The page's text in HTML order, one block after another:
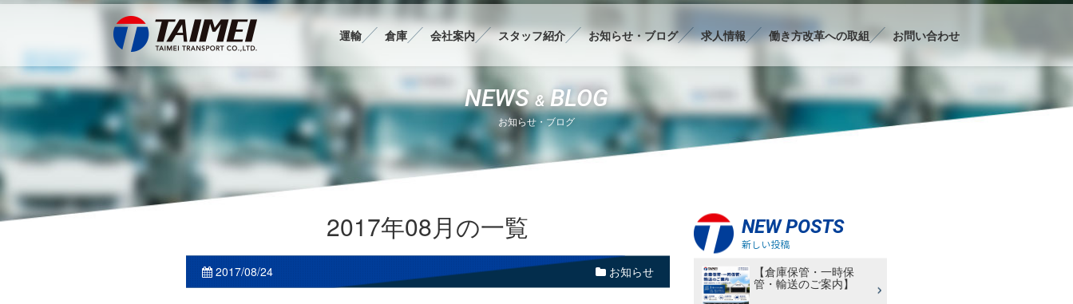
運輸 倉庫 会社案内 スタッフ紹介 お知らせ・ブログ 求人情報 働き方改革への取組 お問い合わせ
NEWS&BLOG
お知らせ・ブログ
2017年08月の一覧
2017/08/24 お知らせ
NEW POSTS
新しい投稿
【倉庫保管・一時保
管・輸送のご案内】